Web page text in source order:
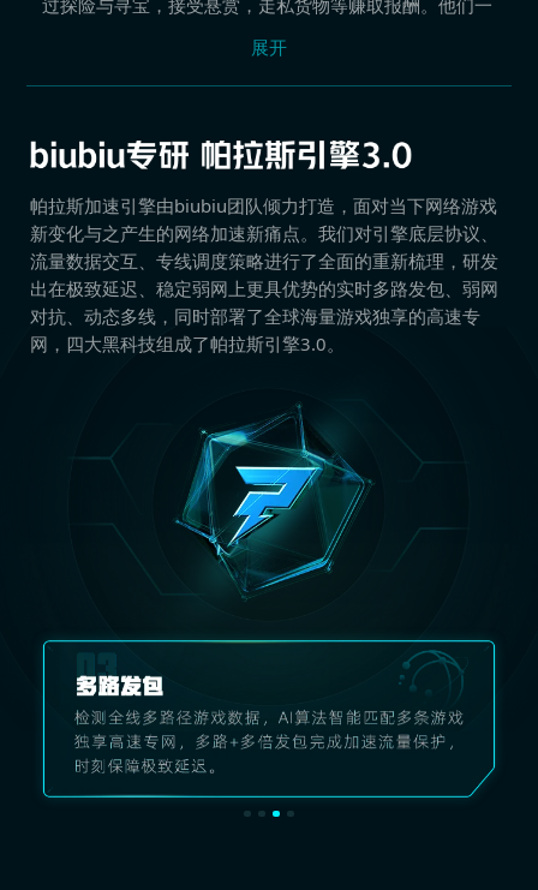
展开
帕拉斯加速引擎由biubiu团队倾力打造，面对当下网络游戏
新变化与之产生的网络加速新痛点。我们对引擎底层协议、
流量数据交互、专线调度策略进行了全面的重新梳理，研发
出在极致延迟、稳定弱网上更具优势的实时多路发包、弱网
对抗、动态多线，同时部署了全球海量游戏独享的高速专
网，四大黑科技组成了帕拉斯引擎3.0。